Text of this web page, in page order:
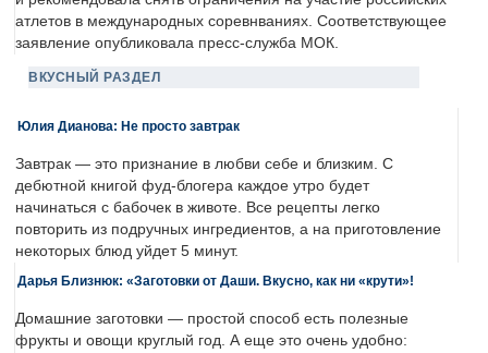
атлетов в международных соревнваниях. Соответствующее
заявление опубликовала пресс-служба МОК.
ВКУСНЫЙ РАЗДЕЛ
Юлия Дианова: Не просто завтрак
Завтрак — это признание в любви себе и близким. С
дебютной книгой фуд-блогера каждое утро будет
начинаться с бабочек в животе. Все рецепты легко
повторить из подручных ингредиентов, а на приготовление
некоторых блюд уйдет 5 минут.
Дарья Близнюк: «Заготовки от Даши. Вкусно, как ни «крути»!
Домашние заготовки — простой способ есть полезные
фрукты и овощи круглый год. А еще это очень удобно: